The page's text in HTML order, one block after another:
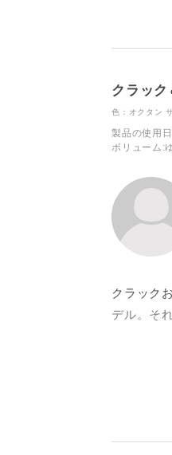
しては全
ンに反映
適性が高
ックだけ
意味では
いて、シ
相性がと
ングの性
くらいの
それに加
けでなく
というバ
られがち
かくダレ
クラック
色：オクタン
製品の使用
ボリューム :
クラック
デル。そ
ときもこ
たほうが